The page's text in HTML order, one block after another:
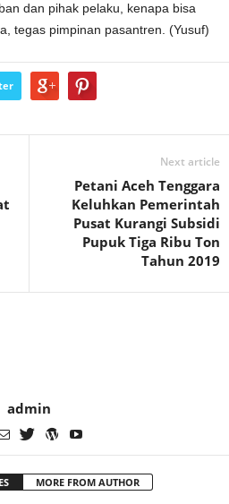
dan pihak pelaku, kenapa bisa
tegas pimpinan pasantren. (Yusuf)
Next article
Petani Aceh Tenggara
Keluhkan Pemerintah
Pusat Kurangi Subsidi
Pupuk Tiga Ribu Ton
Tahun 2019
admin
MORE FROM AUTHOR